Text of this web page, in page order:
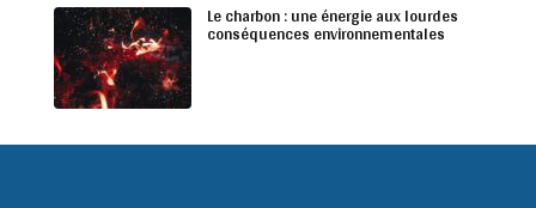
Le charbon : une énergie aux lourdes
conséquences environnementales